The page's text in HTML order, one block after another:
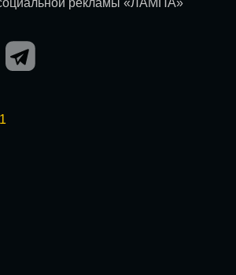
рекламы «ЛАМПА»